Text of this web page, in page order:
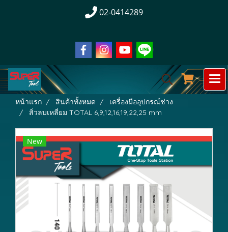
02-0414289
หน้าแรก สินค้าทั้งหมด
เครื่องมืออุปกรณ์ช่าง
สิ่วลบเหลี่ยม TOTAL 6,9,12,16,19,22,25 mm
New